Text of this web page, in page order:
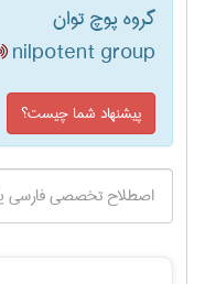
گروه پوچ توان
nilpotent group
پیشنهاد شما چیست؟